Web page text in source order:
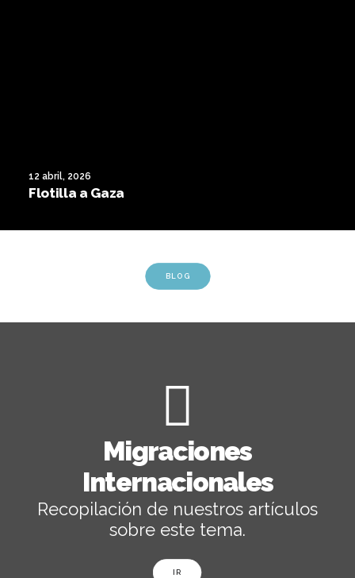
12 abril, 2026
Flotilla a Gaza
BLOG
Migraciones
Internacionales
Recopilación de nuestros artículos
sobre este tema.
IR